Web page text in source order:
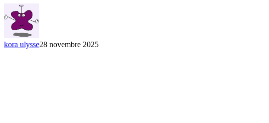
kora ulysse28 novembre 2025